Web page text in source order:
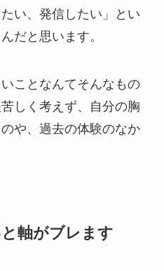
い、発信したい」とい
だと思います。
ことなんてそんなもの
しく考えず、自分の胸
や、過去の体験のなか
軸がブレます